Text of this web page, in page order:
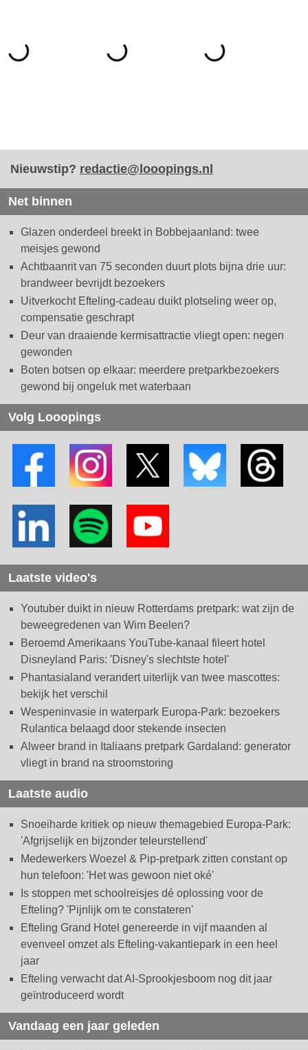
Nieuwstip? redactie@looopings.nl
Net binnen
Glazen onderdeel breekt in Bobbejaanland: twee
meisjes gewond
Achtbaanrit van 75 seconden duurt plots bijna drie uur:
brandweer bevrijdt bezoekers
Uitverkocht Efteling-cadeau duikt plotseling weer op,
compensatie geschrapt
Deur van draaiende kermisattractie vliegt open: negen
gewonden
Boten botsen op elkaar: meerdere pretparkbezoekers
gewond bij ongeluk met waterbaan
Volg Looopings
Laatste video's
Youtuber duikt in nieuw Rotterdams pretpark: wat zijn de
beweegredenen van Wim Beelen?
Beroemd Amerikaans YouTube-kanaal fileert hotel
Disneyland Paris: 'Disney's slechtste hotel'
Phantasialand verandert uiterlijk van twee mascottes:
bekijk het verschil
Wespeninvasie in waterpark Europa-Park: bezoekers
Rulantica belaagd door stekende insecten
Alweer brand in Italiaans pretpark Gardaland: generator
vliegt in brand na stroomstoring
Laatste audio
Snoeiharde kritiek op nieuw themagebied Europa-Park:
'Afgrijselijk en bijzonder teleurstellend'
Medewerkers Woezel & Pip-pretpark zitten constant op
hun telefoon: 'Het was gewoon niet oké'
Is stoppen met schoolreisjes dé oplossing voor de
Efteling? 'Pijnlijk om te constateren'
Efteling Grand Hotel genereerde in vijf maanden al
evenveel omzet als Efteling-vakantiepark in een heel
jaar
Efteling verwacht dat AI-Sprookjesboom nog dit jaar
geïntroduceerd wordt
Vandaag een jaar geleden